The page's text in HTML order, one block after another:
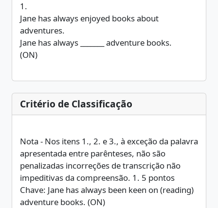
1.
Jane has always enjoyed books about
adventures.
Jane has always _______ adventure books.
(ON)
Critério de Classificação
Nota - Nos itens 1., 2. e 3., à exceção da palavra
apresentada entre parênteses, não são
penalizadas incorreções de transcrição não
impeditivas da compreensão. 1. 5 pontos
Chave: Jane has always been keen on (reading)
adventure books. (ON)